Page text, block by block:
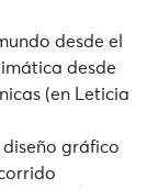
desde el
desde
(en Leticia
diseño gráfico